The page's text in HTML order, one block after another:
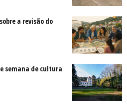
a revisão do
semana de cultura